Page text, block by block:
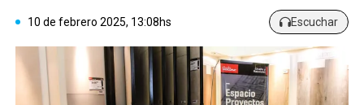
10 de febrero 2025, 13:08hs Escuchar